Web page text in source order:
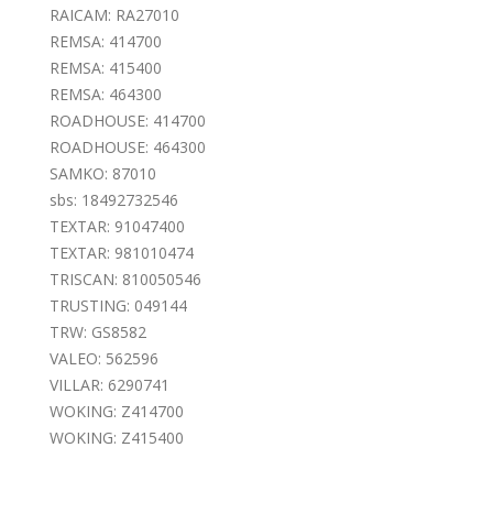
RAICAM: RA27010
REMSA: 414700
REMSA: 415400
REMSA: 464300
ROADHOUSE: 414700
ROADHOUSE: 464300
SAMKO: 87010
sbs: 18492732546
TEXTAR: 91047400
TEXTAR: 981010474
TRISCAN: 810050546
TRUSTING: 049144
TRW: GS8582
VALEO: 562596
VILLAR: 6290741
WOKING: Z414700
WOKING: Z415400